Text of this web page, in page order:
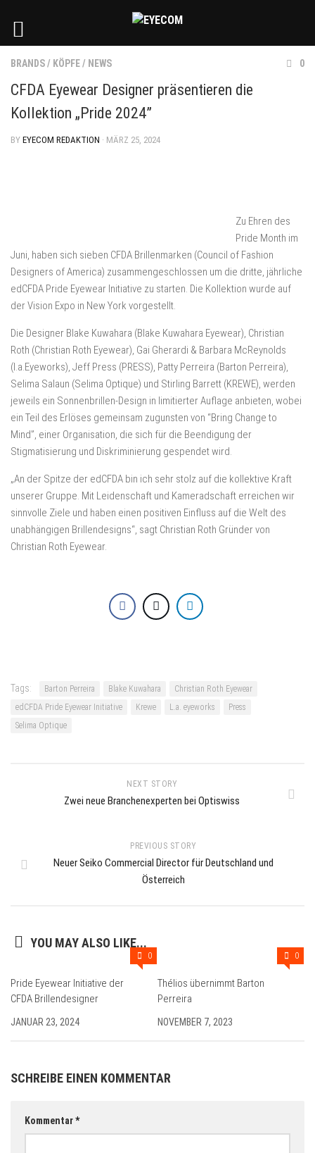
BRANDS/ KÖPFE/ NEWS 0
CFDA Eyewear Designer präsentieren die
Kollektion „Pride 2024”
BY EYECOM REDAKTION · MÄRZ 25, 2024
Zu Ehren des
Pride Month im
Juni, haben sich sieben CFDA Brillenmarken (Council of Fashion
Designers of America) zusammengeschlossen um die dritte, jährliche
edCFDA Pride Eyewear Initiative zu starten. Die Kollektion wurde auf
der Vision Expo in New York vorgestellt.
Die Designer Blake Kuwahara (Blake Kuwahara Eyewear), Christian
Roth (Christian Roth Eyewear), Gai Gherardi & Barbara McReynolds
(l.a.Eyeworks), Jeff Press (PRESS), Patty Perreira (Barton Perreira),
Selima Salaun (Selima Optique) und Stirling Barrett (KREWE), werden
jeweils ein Sonnenbrillen-Design in limitierter Auflage anbieten, wobei
ein Teil des Erlöses gemeinsam zugunsten von “Bring Change to
Mind”, einer Organisation, die sich für die Beendigung der
Stigmatisierung und Diskriminierung gespendet wird.
„An der Spitze der edCFDA bin ich sehr stolz auf die kollektive Kraft
unserer Gruppe. Mit Leidenschaft und Kameradschaft erreichen wir
sinnvolle Ziele und haben einen positiven Einfluss auf die Welt des
unabhängigen Brillendesigns“, sagt Christian Roth Gründer von
Christian Roth Eyewear.
Tags: Barton Perreira Blake Kuwahara
Christian Roth Eyewear
edCFDA Pride Eyewear Initiative
Krewe L.a. eyeworks
Press
Selima Optique
NEXT STORY
Zwei neue Branchenexperten bei Optiswiss
PREVIOUS STORY
Neuer Seiko Commercial Director für Deutschland und
Österreich
YOU MAY ALSO LIKE...
0
Pride Eyewear Initiative der
CFDA Brillendesigner
JANUAR 23, 2024
0
Thélios übernimmt Barton
Perreira
NOVEMBER 7, 2023
SCHREIBE EINEN KOMMENTAR
Kommentar*